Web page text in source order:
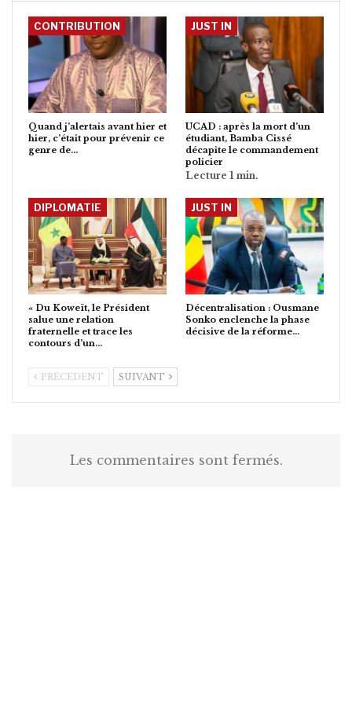
CONTRIBUTION
Quand j’alertais avant hier et
hier, c’était pour prévenir ce
genre de…
JUST IN
UCAD : après la mort d’un
étudiant, Bamba Cissé
décapite le commandement
policier
DIPLOMATIE
« Du Koweït, le Président
salue une relation
fraternelle et trace les
contours d’un…
JUST IN
Décentralisation : Ousmane
Sonko enclenche la phase
décisive de la réforme…
PRÉCÉDENT SUIVANT
Les commentaires sont fermés.